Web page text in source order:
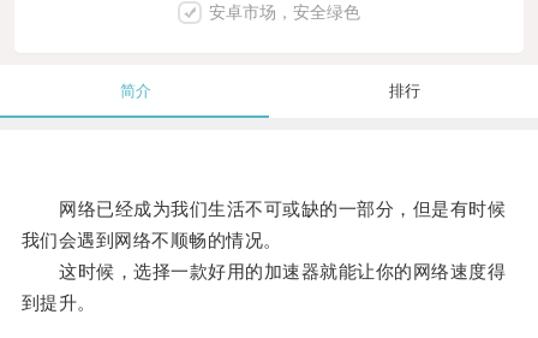
安卓市场，安全绿色
简介 排行
网络已经成为我们生活不可或缺的一部分，但是有时候
我们会遇到网络不顺畅的情况。
这时候，选择一款好用的加速器就能让你的网络速度得
到提升。